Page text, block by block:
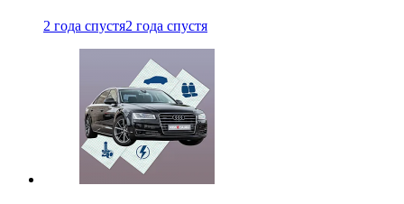
2 года спустя2 года спустя